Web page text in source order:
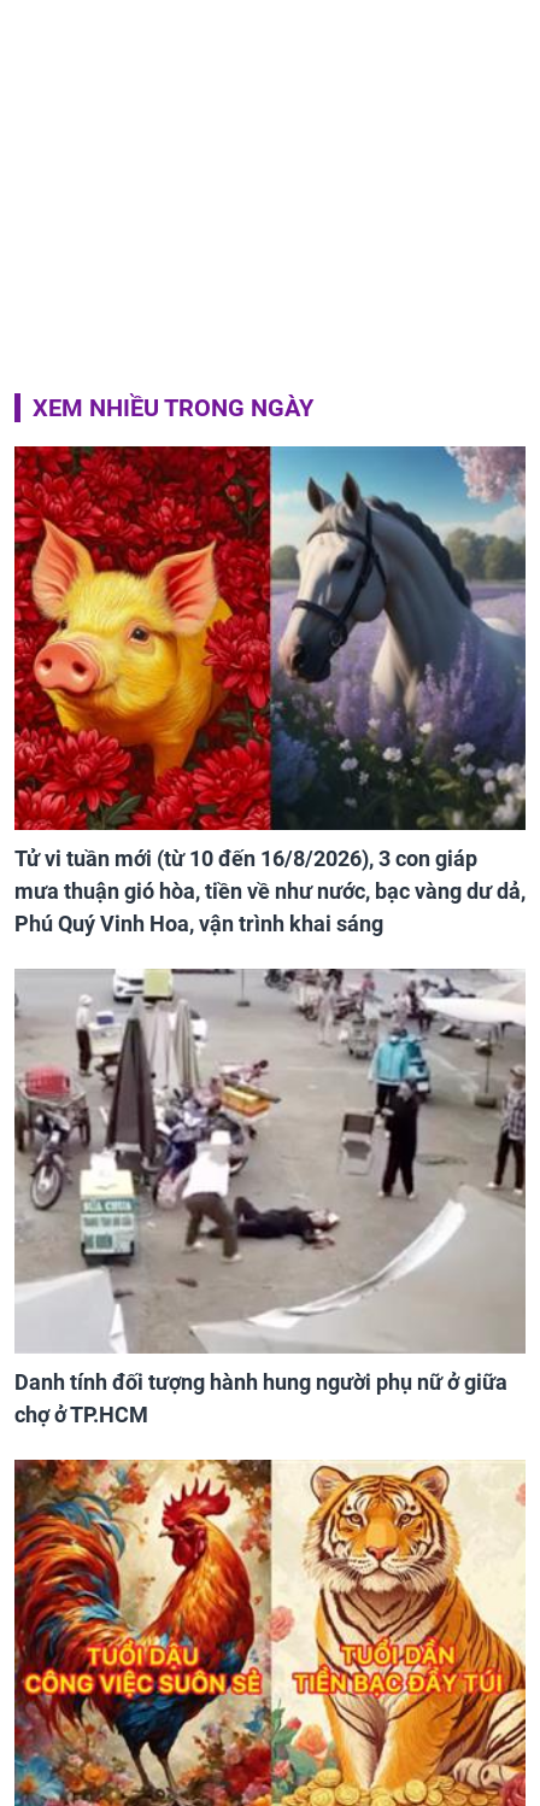
XEM NHIỀU TRONG NGÀY
Tử vi tuần mới (từ 10 đến 16/8/2026), 3 con giáp
mưa thuận gió hòa, tiền về như nước, bạc vàng dư dả,
Phú Quý Vinh Hoa, vận trình khai sáng
Danh tính đối tượng hành hung người phụ nữ ở giữa
chợ ở TP.HCM